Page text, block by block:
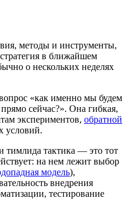
методы и инструменты,
в ближайшем
о нескольких неделях
«как именно мы будем
сейчас?». Она гибкая,
экспериментов, обратной
условий.
тимлида тактика — это тот
на нем лежит выбор
модель),
внедрения
тестирование